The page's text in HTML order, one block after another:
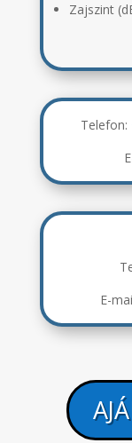
Zajszint
Telefon:
E-